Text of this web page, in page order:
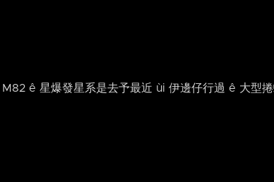
ê 星爆發星系是去予最近 ùi 伊邊仔行過 ê 大型